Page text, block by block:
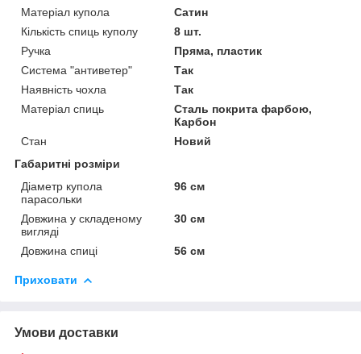
Матеріал купола
Сатин
Кількість спиць куполу
8 шт.
Ручка
Пряма, пластик
Система "антиветер"
Так
Наявність чохла
Так
Матеріал спиць
Сталь покрита фарбою,
Карбон
Стан
Новий
Габаритні розміри
Діаметр купола
парасольки
96 см
Довжина у складеному
вигляді
30 см
Довжина спиці 56 см
Приховати
Умови доставки